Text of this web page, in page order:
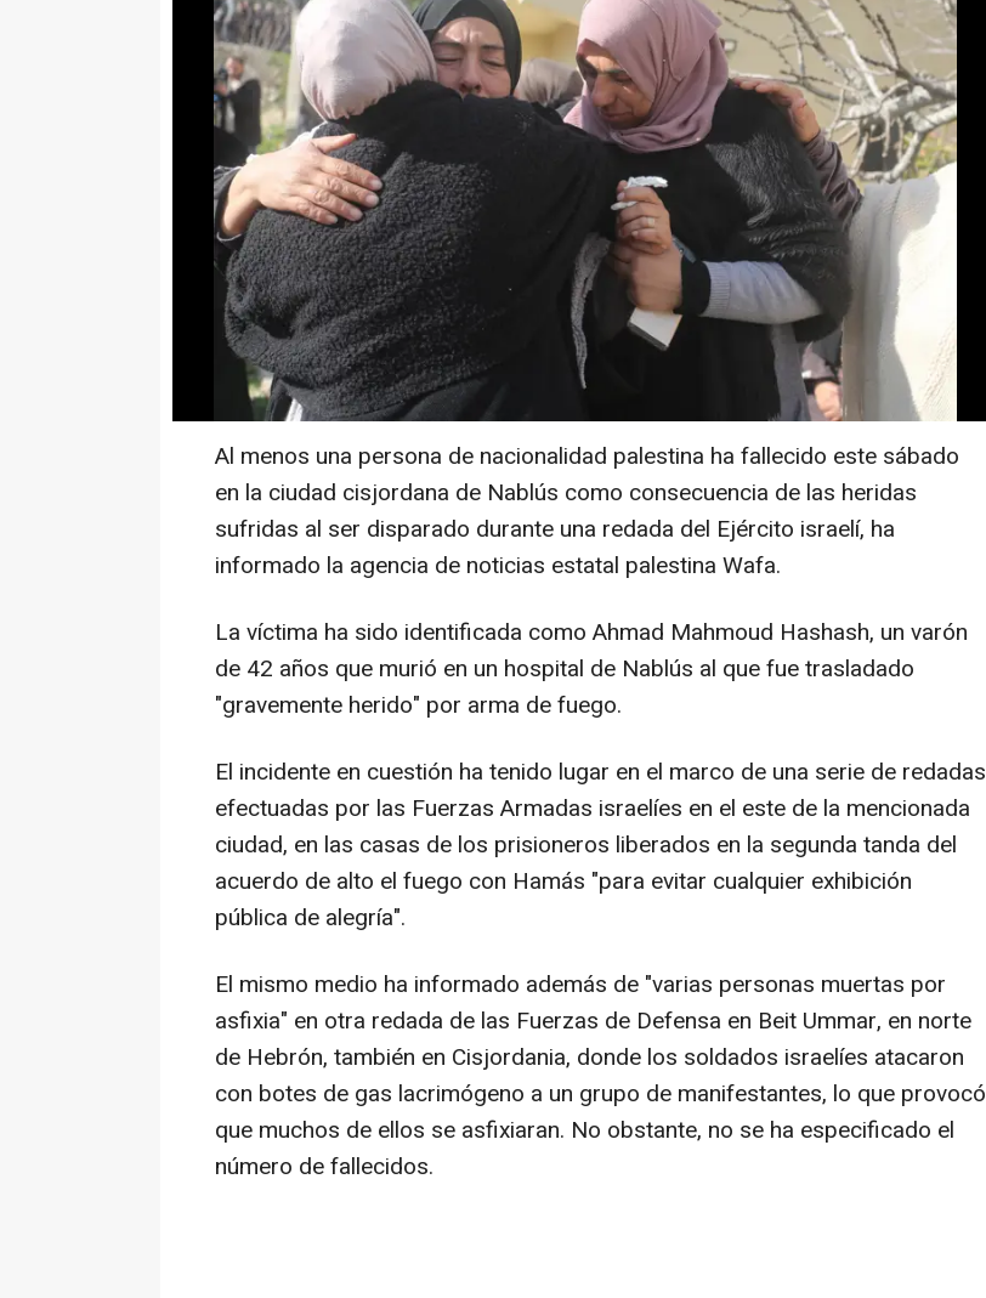
Al menos una persona de nacionalidad palestina ha fallecido este sábado
en la ciudad cisjordana de Nablús como consecuencia de las heridas
sufridas al ser disparado durante una redada del Ejército israelí, ha
informado la agencia de noticias estatal palestina Wafa.
La víctima ha sido identificada como Ahmad Mahmoud Hashash, un varón
de 42 años que murió en un hospital de Nablús al que fue trasladado
"gravemente herido" por arma de fuego.
El incidente en cuestión ha tenido lugar en el marco de una serie de redadas
efectuadas por las Fuerzas Armadas israelíes en el este de la mencionada
ciudad, en las casas de los prisioneros liberados en la segunda tanda del
acuerdo de alto el fuego con Hamás "para evitar cualquier exhibición
pública de alegría".
El mismo medio ha informado además de "varias personas muertas por
asfixia" en otra redada de las Fuerzas de Defensa en Beit Ummar, en norte
de Hebrón, también en Cisjordania, donde los soldados israelíes atacaron
con botes de gas lacrimógeno a un grupo de manifestantes, lo que provocó
que muchos de ellos se asfixiaran. No obstante, no se ha especificado el
número de fallecidos.